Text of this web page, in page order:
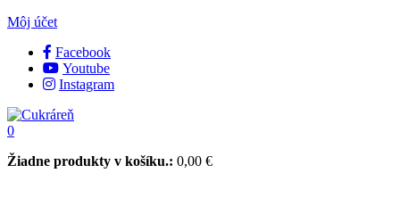
Môj účet
Facebook
Youtube
Instagram
0
Žiadne produkty v košíku.: 0,00 €